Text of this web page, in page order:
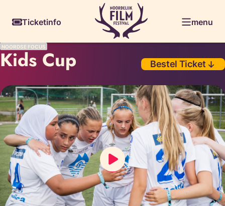
Ticketinfo
menu
NOORDSE FOCUS
Kids Cup Bestel Ticket